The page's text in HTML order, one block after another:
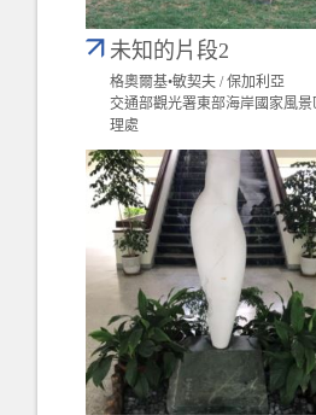
未知的片段2
格奧爾基•敏契夫 / 保加利亞
交通部觀光署東部海岸國家風景
理處